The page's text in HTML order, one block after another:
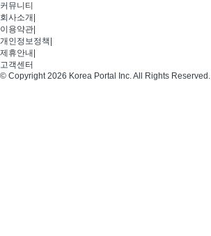
커뮤니티
회사소개
이용약관
개인정보정책
제휴안내
고객센터
© Copyright 2026 Korea Portal Inc. All Rights Reserved.